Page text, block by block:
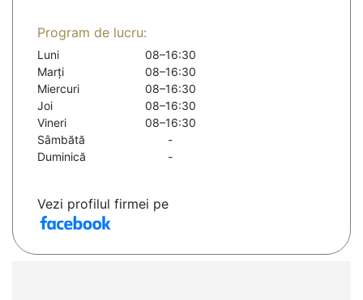
Program de lucru:
Luni
08–16:30
Marți
08–16:30
Miercuri
08–16:30
Joi
08–16:30
Vineri
08–16:30
Sâmbătă
-
Duminică
-
Vezi profilul firmei pe